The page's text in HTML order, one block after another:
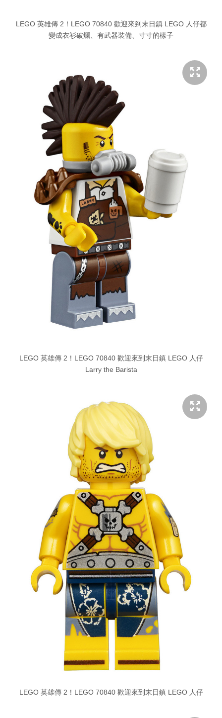
LEGO 英雄傳 2！LEGO 70840 歡迎來到末日鎮 LEGO 人仔都
變成衣衫破爛、有武器裝備、寸寸的樣子
LEGO 英雄傳 2！LEGO 70840 歡迎來到末日鎮 LEGO 人仔
Larry the Barista
LEGO 英雄傳 2！LEGO 70840 歡迎來到末日鎮 LEGO 人仔